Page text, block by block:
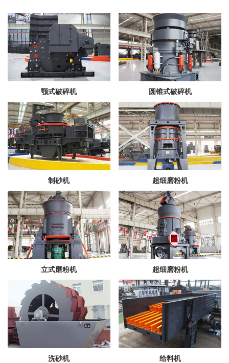
颚式破碎机 圆锥式破碎机
制砂机 超细磨粉机
立式磨粉机 超细磨粉机
洗砂机 给料机